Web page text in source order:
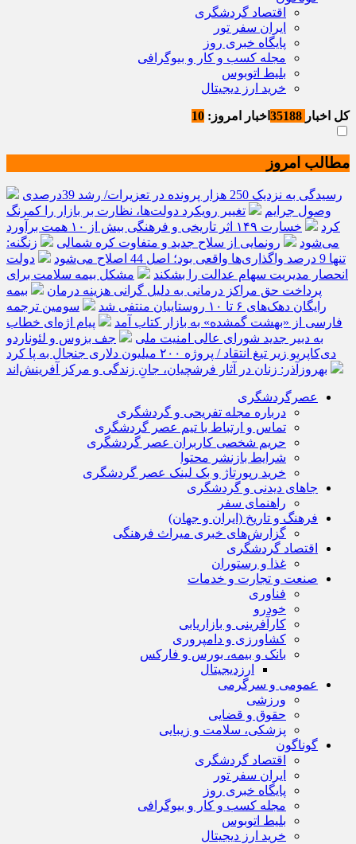
اقتصاد گردشگری
ایران سفر تور
پایگاه خبری روز
مجله کسب و کار و بیوگرافی
بلیط اتوبوس
خرید ارز دیجیتال
کل اخبار اخبار امروز: 10
مطالب امروز
رسیدگی به نزدیک 250 هزار پرونده در تعزیرات/ رشد 39درصدی
وصول جرایم
تغییر رویکرد دولت‌ها، نظارت بر بازار را کمرنگ
کرد
خسارت ۱۴۹ اثر تاریخی و فرهنگی بیش از ۱۰ همت برآورد
می‌شود
رونمایی از سلاح جدید و متفاوت کره شمالی
زنگنه:
تنها 9 درصد واگذاری‌ها واقعی بود؛ اصل 44 اصلاح می‌شود
دولت
انحصار مدیریت سهام عدالت را بشکند
مشکل بیمه سلامت برای
پرداخت حق مراکز درمانی به دلیل گرانی هزینه درمان
بیمه
رایگان دهک‌های ۶ تا ۱۰ روستاییان منتفی شد
سومین ترجمه
فارسی از «بهشت گمشده» به بازار کتاب آمد
پیام اژه‌ای خطاب
به دبیر جدید شورای عالی امنیت ملی
جف بزوس و لئوناردو
دی‌کاپریو زیر تیغ انتقاد / پروژه ۲۰۰ میلیون دلاری جنجال به پا کرد
بهروزآذر: زنان در آثار فرشچیان، جانِ زندگی و مرکز آفرینش‌اند
عصرگردشگری
درباره مجله تفریحی و گردشگری
تماس و ارتباط با تیم عصر گردشگری
حریم شخصی کاربران عصر گردشگری
شرایط بازنشر محتوا
خرید رپورتاژ و بک لینک عصر گردشگری
جاهای دیدنی و گردشگری
راهنمای سفر
فرهنگ و تاریخ (ایران و جهان)
گزارش‌های خبری میراث فرهنگی
اقتصاد گردشگری
غذا و رستوران
صنعت و تجارت و خدمات
فناوری
خودرو
کارآفرینی و بازاریابی
کشاورزی و دامپروری
بانک و بیمه، بورس و فارکس
ارزدیجیتال
عمومی و سرگرمی
ورزشی
حقوق و قضایی
پزشکی، سلامت و زیبایی
گوناگون
اقتصاد گردشگری
ایران سفر تور
پایگاه خبری روز
مجله کسب و کار و بیوگرافی
بلیط اتوبوس
خرید ارز دیجیتال